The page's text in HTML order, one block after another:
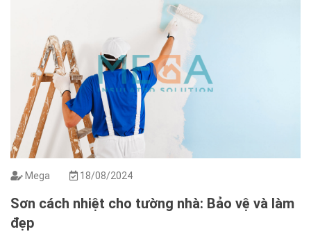
Mega 18/08/2024
Sơn cách nhiệt cho tường nhà: Bảo vệ và làm
đẹp